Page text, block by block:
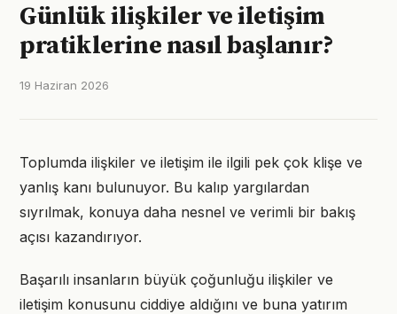
Günlük ilişkiler ve iletişim
pratiklerine nasıl başlanır?
19 Haziran 2026
Toplumda ilişkiler ve iletişim ile ilgili pek çok klişe ve
yanlış kanı bulunuyor. Bu kalıp yargılardan
sıyrılmak, konuya daha nesnel ve verimli bir bakış
açısı kazandırıyor.
Başarılı insanların büyük çoğunluğu ilişkiler ve
iletişim konusunu ciddiye aldığını ve buna yatırım